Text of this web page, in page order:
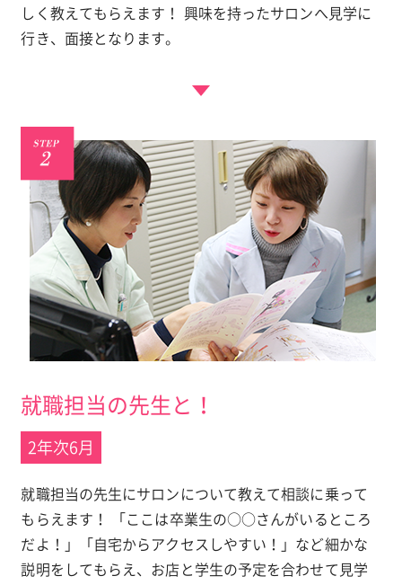
しく教えてもらえます！ 興味を持ったサロンへ見学に
行き、面接となります。
就職担当の先生と！
2年次6月
就職担当の先生にサロンについて教えて相談に乗って
もらえます！ 「ここは卒業生の○○さんがいるところ
だよ！」「自宅からアクセスしやすい！」など細かな
説明をしてもらえ、お店と学生の予定を合わせて見学